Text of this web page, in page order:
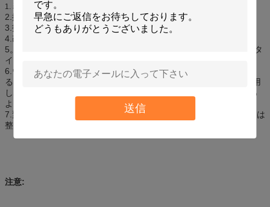
送信
1. 表面がオイルおよび土がないことを確かめなさい。
2.振動は活発にできる;
3.指示に従って弁にPUの泡銃か噴霧のわらを取付けなさい。
4.改宗者は缶、そして出版物の制動機、そこに流れる泡である。
5。一般的な方法では、銃タイプ場合のちょうど70%によってわらタ
イプ穴かギャップ、および50%でいつ満たしなさい。
6.ウレタン フォームの密封剤はきちんと治るために湿気が要求す
る。最もよい結果のために、60-100°F （16-38°C）間の温度で適用
しなさい。泡が土台板、窓または戸枠を取り替える前に十分に治る
ようにしなさい。
7.変色を避けるために屋外の適用を塗りなさい。泡が塗るか、または
整う前に堅くなるまで待ち時間（30-60分）。
注意: